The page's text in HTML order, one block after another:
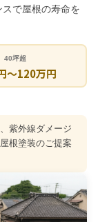
で屋根の寿命を
40坪超
〜120万円
紫外線ダメージ
根塗装のご提案